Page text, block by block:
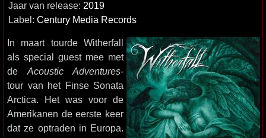
Jaar van release: 2019
Label: Century Media Records
In maart tourde Witherfall
als special guest mee met
de Acoustic Adventures-
tour van het Finse Sonata
Arctica. Het was voor de
Amerikanen de eerste keer
dat ze optraden in Europa.